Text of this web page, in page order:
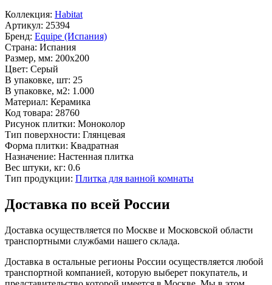
Коллекция: Habitat
Артикул: 25394
Бренд: Equipe (Испания)
Страна: Испания
Размер, мм: 200x200
Цвет: Серый
В упаковке, шт: 25
В упаковке, м2: 1.000
Материал: Керамика
Код товара: 28760
Рисунок плитки: Моноколор
Тип поверхности: Глянцевая
Форма плитки: Квадратная
Назначение: Настенная плитка
Вес штуки, кг: 0.6
Тип продукции: Плитка для ванной комнаты
Доставка по всей России
Доставка осуществляется по Москве и Московской области
транспортными службами нашего склада.
Доставка в остальные регионы России осуществляется любой
транспортной компанией, которую выберет покупатель, и